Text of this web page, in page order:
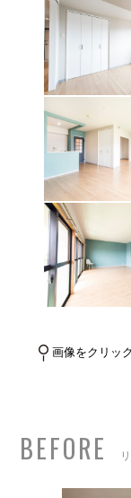
画像をクリッ
BEFORE リ